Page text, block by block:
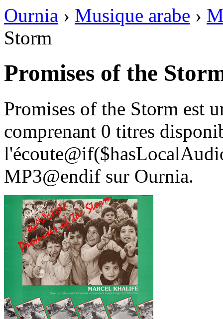
Ournia › Musique arabe ›
Storm
Promises of the
Promises of the Storm est
comprenant 0 titres
MP3@endif sur Ournia.